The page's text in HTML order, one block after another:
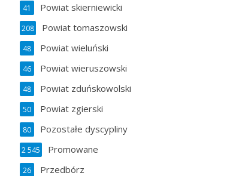
Powiat skierniewicki
41
Powiat tomaszowski
208
Powiat wieluński
48
Powiat wieruszowski
46
Powiat zduńskowolski
48
Powiat zgierski
50
Pozostałe dyscypliny
80
Promowane
2 545
Przedbórz
26